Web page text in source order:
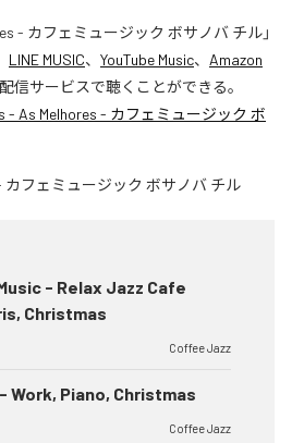
- カフェミュージック ボサノバ チル」
LINE MUSIC、 YouTube Music、 Amazon
信サービスで聴くことができる。
- As Melhores - カフェミュージック ボ
- Relax Jazz Cafe
Christmas
Coffee Jazz
Work, Piano, Christmas
Coffee Jazz